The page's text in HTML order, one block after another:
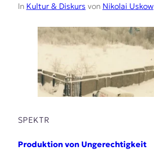
In Kultur & Diskurs von Nikolai Uskow
SPEKTR
Produktion von Ungerechtigkeit